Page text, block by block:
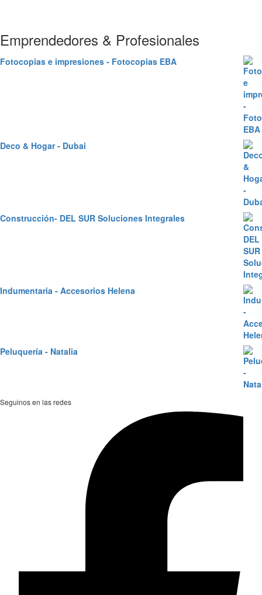
Emprendedores & Profesionales
Fotocopias e impresiones - Fotocopias EBA
Deco & Hogar - Dubai
Construcción- DEL SUR Soluciones Integrales
Indumentaria - Accesorios Helena
Peluquería - Natalia
Seguinos en las redes